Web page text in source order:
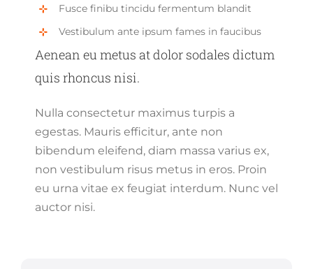
Fusce finibu tincidu fermentum blandit
Vestibulum ante ipsum fames in faucibus
Aenean eu metus at dolor sodales dictum
quis rhoncus nisi.
Nulla consectetur maximus turpis a
egestas. Mauris efficitur, ante non
bibendum eleifend, diam massa varius ex,
non vestibulum risus metus in eros. Proin
eu urna vitae ex feugiat interdum. Nunc vel
auctor nisi.